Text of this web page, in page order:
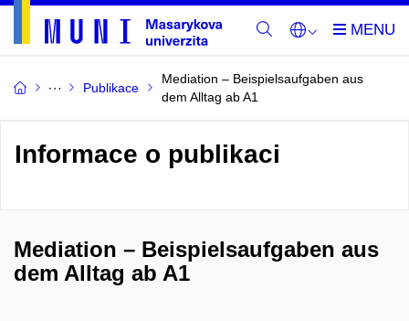
Publikace
Mediation – Beispielsaufgaben aus
dem Alltag ab A1
Informace o publikaci
Mediation – Beispielsaufgaben aus
dem Alltag ab A1